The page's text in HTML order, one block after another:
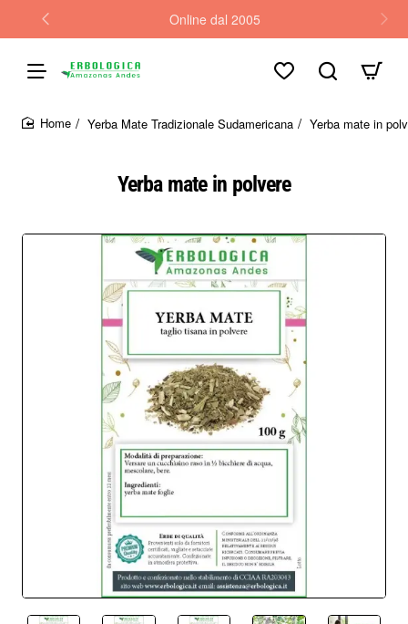
Online dal 2005
Yerba mate in polvere
Yerba Mate Tradizionale Sudamericana Yerba mate in